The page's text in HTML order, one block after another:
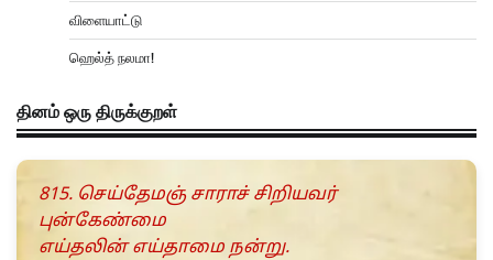
விளையாட்டு
ஹெல்த் நலமா!
தினம் ஒரு திருக்குறள்
815. செய்தேமஞ் சாராச் சிறியவர்
புன்கேண்மை
எய்தலின் எய்தாமை நன்று.